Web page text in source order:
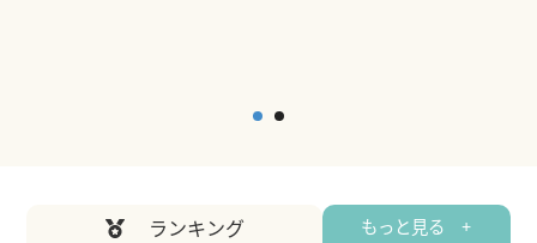
ランキング もっと見る +